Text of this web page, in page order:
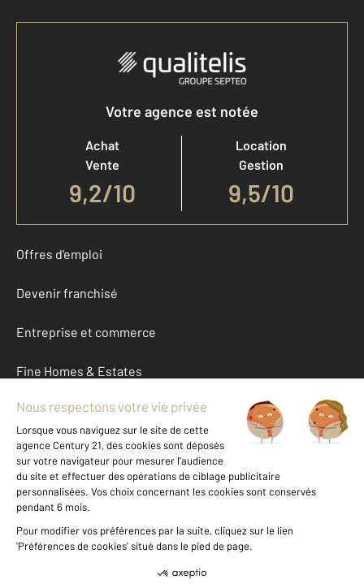
Votre agence est notée
Achat
Vente
9,2/10
Location
Gestion
9,5/10
Offres d'emploi
Devenir franchisé
Entreprise et commerce
Fine Homes & Estates
À propos
International
Nous contacter